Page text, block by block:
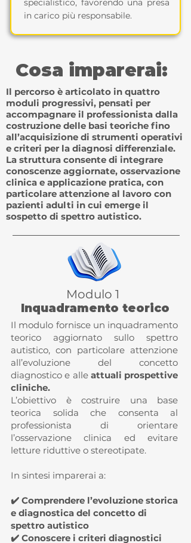
specialistico, favorendo una presa
in carico più responsabile.
Cosa imparerai:
Il percorso è articolato in quattro
moduli progressivi, pensati per
accompagnare il professionista dalla
costruzione delle basi teoriche fino
all’acquisizione di strumenti operativi
e criteri per la diagnosi differenziale.
La struttura consente di integrare
conoscenze aggiornate, osservazione
clinica e applicazione pratica, con
particolare attenzione al lavoro con
pazienti adulti in cui emerge il
sospetto di spettro autistico.
Modulo 1
Inquadramento teorico
Il modulo fornisce un inquadramento
teorico aggiornato sullo spettro
autistico, con particolare attenzione
all’evoluzione del concetto
diagnostico e alle attuali prospettive
cliniche.
L’obiettivo è costruire una base
teorica solida che consenta al
professionista di orientare
l’osservazione clinica ed evitare
letture riduttive o stereotipate.
In sintesi imparerai a:​
✔️ Comprendere l’evoluzione storica
e diagnostica del concetto di
spettro autistico
✔️ Conoscere i criteri diagnostici